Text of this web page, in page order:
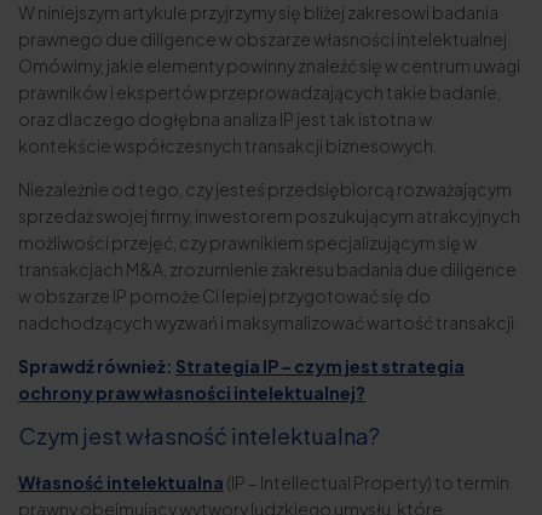
W niniejszym artykule przyjrzymy się bliżej zakresowi badania
prawnego due diligence w obszarze własności intelektualnej.
Omówimy, jakie elementy powinny znaleźć się w centrum uwagi
prawników i ekspertów przeprowadzających takie badanie,
oraz dlaczego dogłębna analiza IP jest tak istotna w
kontekście współczesnych transakcji biznesowych.
Niezależnie od tego, czy jesteś przedsiębiorcą rozważającym
sprzedaż swojej firmy, inwestorem poszukującym atrakcyjnych
możliwości przejęć, czy prawnikiem specjalizującym się w
transakcjach M&A, zrozumienie zakresu badania due diligence
w obszarze IP pomoże Ci lepiej przygotować się do
nadchodzących wyzwań i maksymalizować wartość transakcji.
Sprawdź również: Strategia IP – czym jest strategia
ochrony praw własności intelektualnej?
Czym jest własność intelektualna?
Własność intelektualna (IP – Intellectual Property) to termin
prawny obejmujący wytwory ludzkiego umysłu, które